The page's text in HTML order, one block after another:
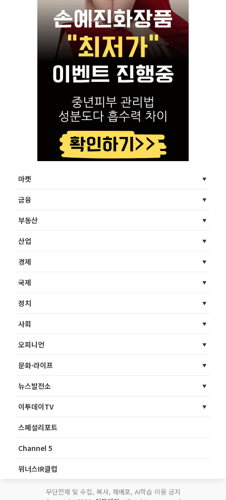
마켓
금융
부동산
산업
경제
국제
정치
사회
오피니언
문화·라이프
뉴스발전소
이투데이TV
스페셜리포트
Channel 5
위너스IR클럽
무단전재 및 수집, 복사, 재배포, AI학습 이용 금지